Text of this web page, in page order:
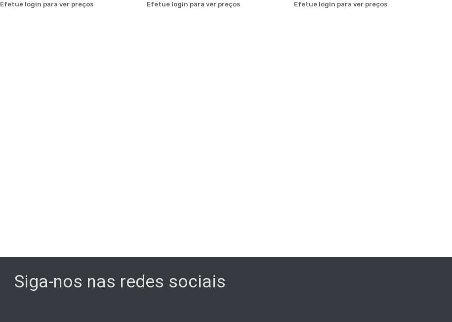
Efetue login para ver preços Efetue login para ver preços Efetue login para ver preços
Siga-nos nas redes sociais